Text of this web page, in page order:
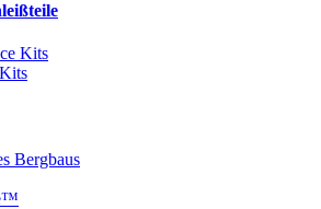
Kits
Bergbaus